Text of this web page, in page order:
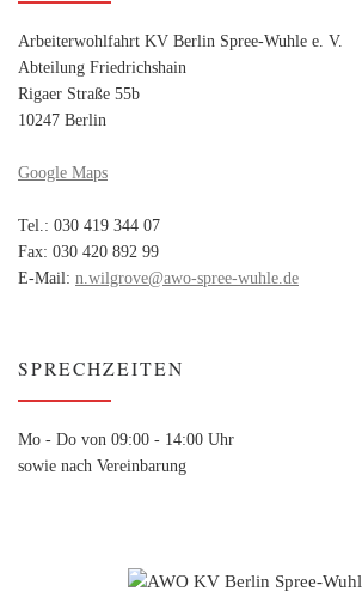
Arbeiterwohlfahrt KV Berlin Spree-Wuhle e. V.
Abteilung Friedrichshain
Rigaer Straße 55b
10247 Berlin
Google Maps
Tel.: 030 419 344 07
Fax: 030 420 892 99
E-Mail: n.wilgrove@awo-spree-wuhle.de
SPRECHZEITEN
Mo - Do von 09:00 - 14:00 Uhr
sowie nach Vereinbarung